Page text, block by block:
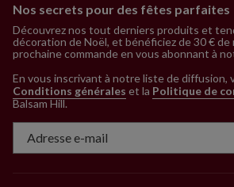
Nos secrets pour des fêtes parfaites
Découvrez nos tout derniers produits et
décoration de Noël, et bénéficiez de 30 €
prochaine commande en vous abonnant à
En vous inscrivant à notre liste de diffusion,
Conditions générales et la Politique de
Balsam Hill.